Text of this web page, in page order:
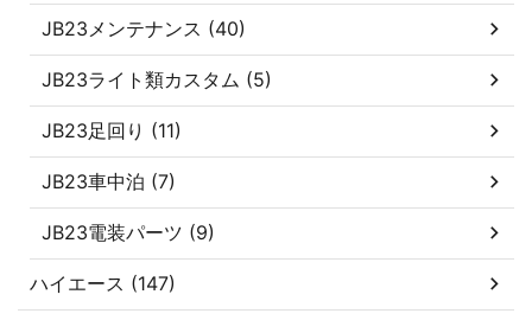
JB23メンテナンス (40)
JB23ライト類カスタム (5)
JB23足回り (11)
JB23車中泊 (7)
JB23電装パーツ (9)
ハイエース (147)